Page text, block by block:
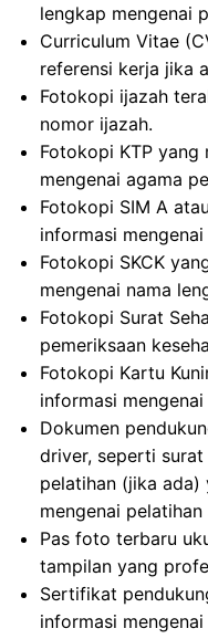
lengkap mengenai
Curriculum Vitae
referensi kerja jika
Fotokopi ijazah
nomor ijazah.
Fotokopi KTP yang
mengenai agama
Fotokopi SIM A
informasi
Fotokopi SKCK
mengenai nama
Fotokopi Surat
pemeriksaan
Fotokopi Kartu
informasi
Dokumen
driver, seperti
pelatihan (jika ada)
mengenai
Pas foto terbaru
tampilan yang
Sertifikat
informasi